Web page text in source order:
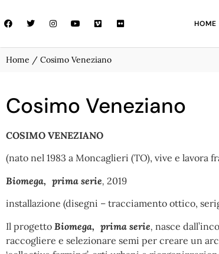
HOME
Home / Cosimo Veneziano
Cosimo Veneziano
COSIMO VENEZIANO
(nato nel 1983 a Moncaglieri (TO), vive e lavora
Biomega, prima serie,
installazione (disegni – tracciamento ottico,
Il progetto Biomega, prima serie, nasce
raccogliere e selezionare semi per creare un